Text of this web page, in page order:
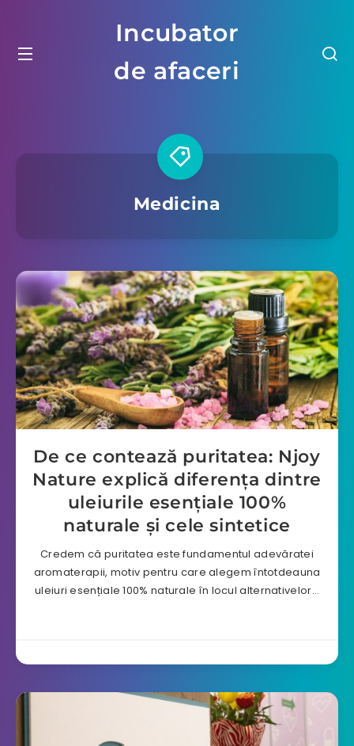
Incubator
de afaceri
Medicina
De ce contează puritatea: Njoy
Nature explică diferența dintre
uleiurile esențiale 100%
naturale și cele sintetice
Credem că puritatea este fundamentul adevăratei
aromaterapii, motiv pentru care alegem întotdeauna
uleiuri esențiale 100% naturale în locul alternativelor…